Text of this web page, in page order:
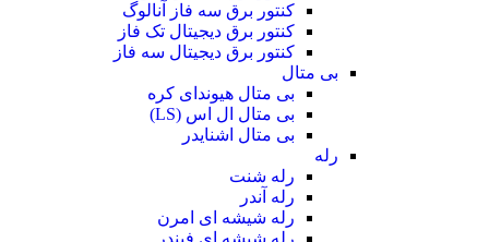
کنتور برق سه فاز آنالوگ
کنتور برق دیجیتال تک فاز
کنتور برق دیجیتال سه فاز
بی متال
بی متال هیوندای کره
بی متال ال اس (LS)
بی متال اشنایدر
رله
رله شنت
رله آندر
رله شیشه ای امرن
رله شیشه ای فیندر